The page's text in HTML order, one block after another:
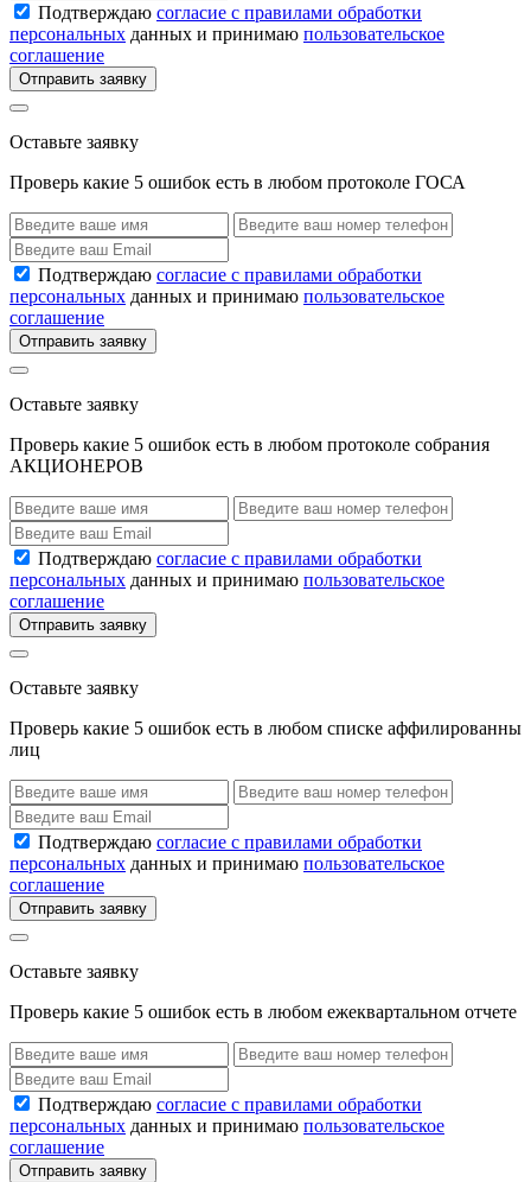
Подтверждаю согласие с правилами обработки
персональных данных и принимаю пользовательское
соглашение
Отправить заявку
Оставьте заявку
Проверь какие 5 ошибок есть в любом протоколе ГОСА
Подтверждаю согласие с правилами обработки
персональных данных и принимаю пользовательское
соглашение
Отправить заявку
Оставьте заявку
Проверь какие 5 ошибок есть в любом протоколе собрания
АКЦИОНЕРОВ
Подтверждаю согласие с правилами обработки
персональных данных и принимаю пользовательское
соглашение
Отправить заявку
Оставьте заявку
Проверь какие 5 ошибок есть в любом списке аффилированны
лиц
Подтверждаю согласие с правилами обработки
персональных данных и принимаю пользовательское
соглашение
Отправить заявку
Оставьте заявку
Проверь какие 5 ошибок есть в любом ежеквартальном отчете
Подтверждаю согласие с правилами обработки
персональных данных и принимаю пользовательское
соглашение
Отправить заявку